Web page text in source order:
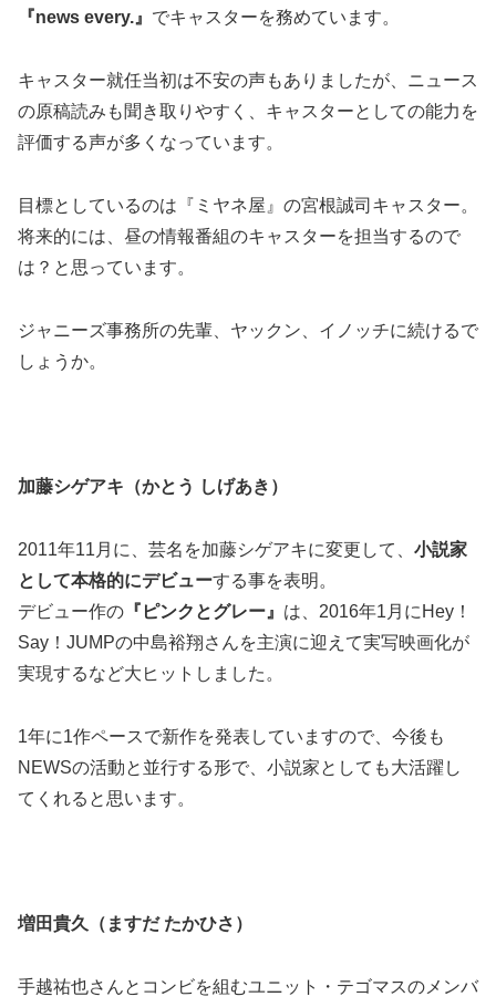
『news every.』 でキャスターを務めています。
キャスター就任当初は不安の声もありましたが、ニュース
の原稿読みも聞き取りやすく、キャスターとしての能力を
評価する声が多くなっています。
目標としているのは『ミヤネ屋』の宮根誠司キャスター。
将来的には、昼の情報番組のキャスターを担当するので
は？と思っています。
ジャニーズ事務所の先輩、ヤックン、イノッチに続けるで
しょうか。
加藤シゲアキ（かとう しげあき）
2011年11月に、芸名を加藤シゲアキに変更して、 小説家
として本格的にデビューする事を表明。
デビュー作の 『ピンクとグレー』 は、2016年1月にHey！
Say！JUMPの中島裕翔さんを主演に迎えて実写映画化が
実現するなど大ヒットしました。
1年に1作ペースで新作を発表していますので、今後も
NEWSの活動と並行する形で、小説家としても大活躍し
てくれると思います。
増田貴久（ますだ たかひさ）
手越祐也さんとコンビを組むユニット・テゴマスのメンバ